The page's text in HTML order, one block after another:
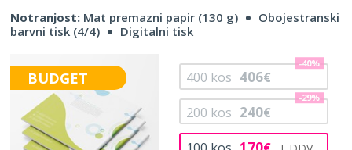
Notranjost: Mat premazni papir (130 g)
Obojestranski
barvni tisk (4/4)
Digitalni tisk
BUDGET
200 kos 240€
-29%
400 kos 406€
-40%